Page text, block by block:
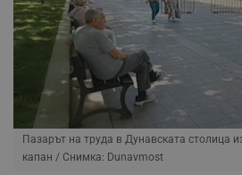
Пазарът на труда в Дунавската столица
капан / Снимка: Dunavmost